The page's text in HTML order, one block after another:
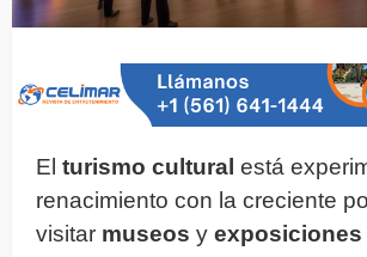
El turismo cultural está
renacimiento con la creciente
visitar museos y exposiciones